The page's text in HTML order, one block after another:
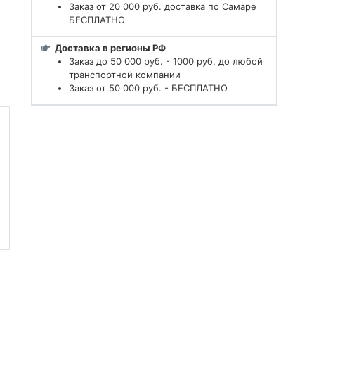
Заказ от 20 000 руб. доставка по Самаре
БЕСПЛАТНО
Доставка в регионы РФ
Заказ до 50 000 руб. - 1000 руб. до любой
транспортной компании
Заказ от 50 000 руб. - БЕСПЛАТНО